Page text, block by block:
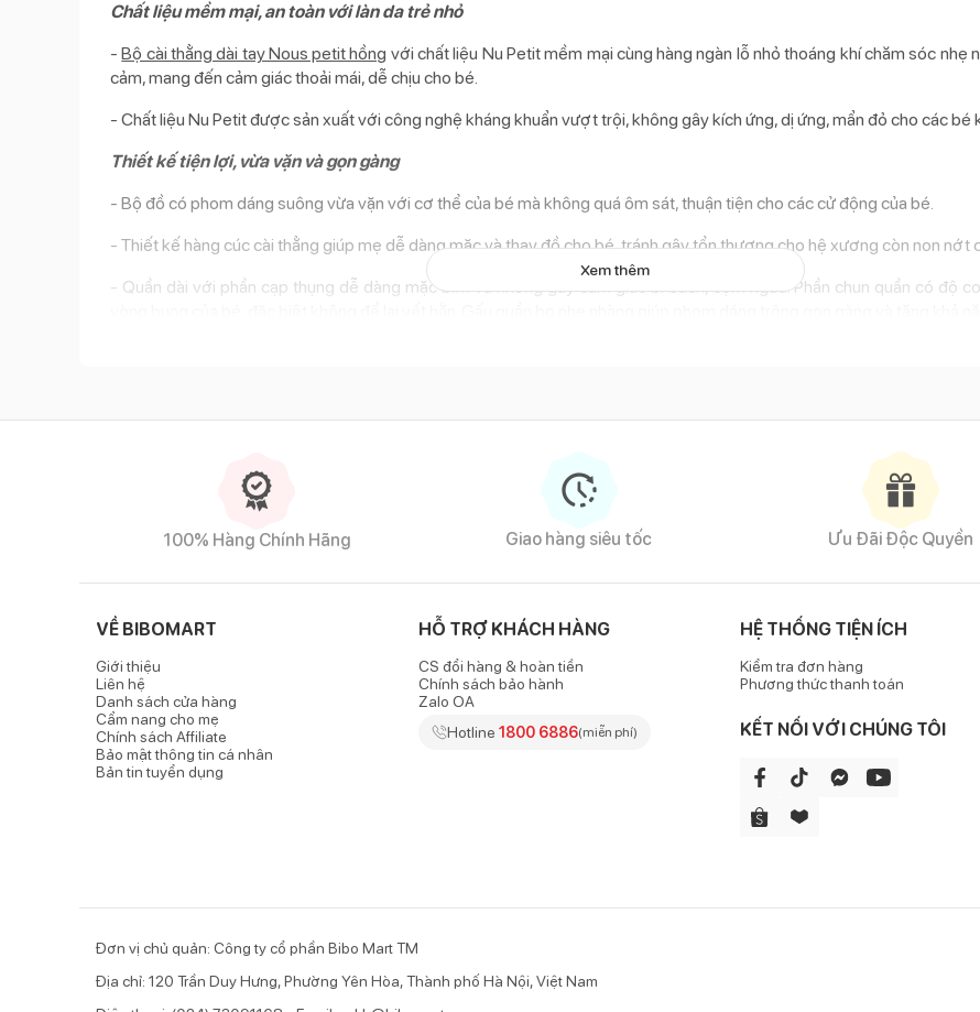
Chất liệu mềm mại, an toàn với làn da trẻ nhỏ
-Bộ cài thẳng dài tay Nous petit hồng với chất liệu Nu Petit mềm mại cùng hàng ngàn lỗ nhỏ thoáng khí chăm sóc nhẹ
cảm, mang đến cảm giác thoải mái, dễ chịu cho bé.
- Chất liệu Nu Petit được sản xuất với công nghệ kháng khuẩn vượt trội, không gây kích ứng, dị ứng, mẩn đỏ cho các bé
Thiết kế tiện lợi, vừa vặn và gọn gàng
- Bộ đồ có phom dáng suông vừa vặn với cơ thể của bé mà không quá ôm sát, thuận tiện cho các cử động của bé.
- Thiết kế hàng cúc cài thẳng giúp mẹ dễ dàng mặc và thay đồ cho bé, tránh gây tổn thương cho hệ xương còn non nớt
- Quần dài với phần cạp thụng dễ dàng mặc bỉm và không gây cảm giác bí bách, cộm ngứa. Phần chun quần có độ
Xem thêm
100% Hàng Chính Hãng Giao hàng siêu tốc Ưu Đãi Độc Quyền
VỀ BIBOMART
Giới thiệu
Liên hệ
Danh sách cửa hàng
Cẩm nang cho mẹ
Chính sách Affiliate
Bảo mật thông tin cá nhân
Bản tin tuyển dụng
HỖ TRỢ KHÁCH HÀNG
CS đổi hàng & hoàn tiền
Chính sách bảo hành
Zalo OA
Hotline 1800 6886(miễn phí)
HỆ THỐNG TIỆN ÍCH
Kiểm tra đơn hàng
Phương thức thanh toán
KẾT NỐI VỚI CHÚNG TÔI
Đơn vị chủ quản: Công ty cổ phần Bibo Mart TM
Địa chỉ: 120 Trần Duy Hưng, Phường Yên Hòa, Thành phố Hà Nội, Việt Nam